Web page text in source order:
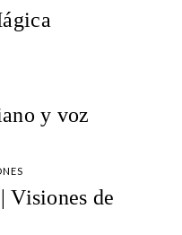
y voz
Visiones de